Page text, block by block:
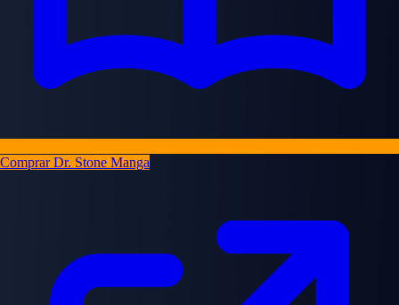
Comprar Dr. Stone Manga